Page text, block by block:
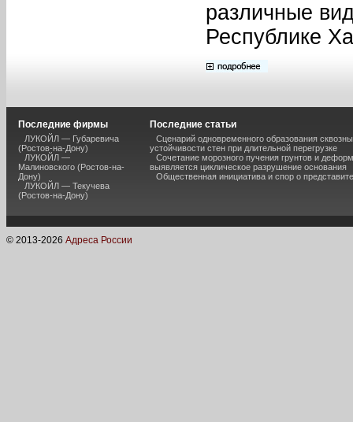
различные
Республике
Последние фирмы
ЛУКОЙЛ — Губаревича
(Ростов-на-Дону)
ЛУКОЙЛ —
Малиновского (Ростов-на-
Дону)
ЛУКОЙЛ — Текучева
(Ростов-на-Дону)
Последние статьи
Сценарий одновременного образования
устойчивости стен при длительной перегрузке
Сочетание морозного пучения грунтов и
выявляется циклическое разрушение основания
Общественная инициатива и спор о
© 2013-2026 Адреса России